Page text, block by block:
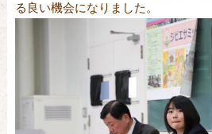
る良い機会になりました。